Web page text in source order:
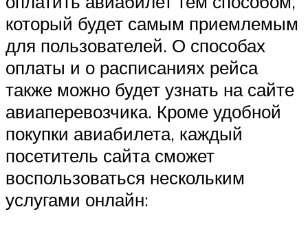
который будет самым приемлемым
для пользователей. О способах
оплаты и о расписаниях рейса
также можно будет узнать на сайте
авиаперевозчика. Кроме удобной
покупки авиабилета, каждый
посетитель сайта сможет
воспользоваться нескольким
услугами онлайн: